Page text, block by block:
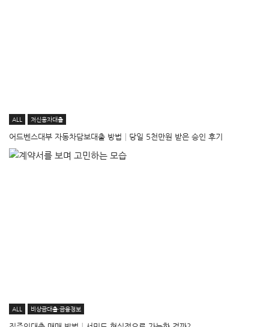
ALL 저신용자대출
어드벤스대부 자동차담보대출 방법│당일 5천만원 받은 승인 후기
ALL 비상금대출·금융정보